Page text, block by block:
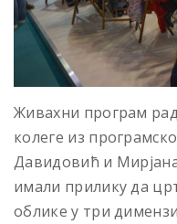
Живахни програм
колеге из
Давидовић и
имали прилику да
облике у три